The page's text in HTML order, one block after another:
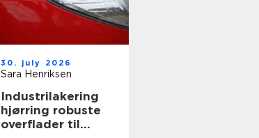
30. july 2026
Sara Henriksen
Industrilakering
hjørring robuste
overflader til